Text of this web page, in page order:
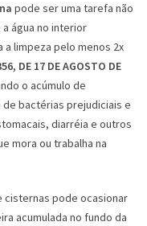
pode ser uma tarefa não
água no interior
a limpeza pelo menos 2x
DE 17 DE AGOSTO DE
o acúmulo de
bactérias prejudiciais e
diarréia e outros
mora ou trabalha na
cisternas pode ocasionar
acumulada no fundo da